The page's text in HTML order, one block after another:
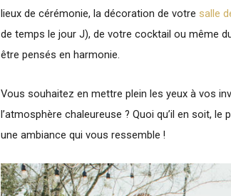
lieux de cérémonie, la décoration de votre salle
de temps le jour J), de votre cocktail ou même
être pensés en harmonie.
Vous souhaitez en mettre plein les yeux à vos
l’atmosphère chaleureuse ? Quoi qu’il en soit,
une ambiance qui vous ressemble !